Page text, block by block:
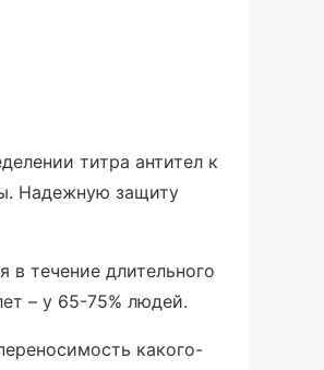
титра антител к
Надежную защиту
течение длительного
– у 65-75% людей.
какого-